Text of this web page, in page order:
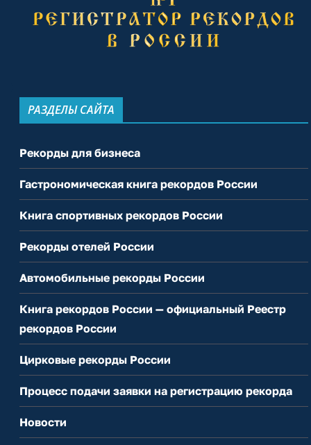
РАЗДЕЛЫ САЙТА
Рекорды для бизнеса
Гастрономическая книга рекордов России
Книга спортивных рекордов России
Рекорды отелей России
Автомобильные рекорды России
Книга рекордов России — официальный Реестр
рекордов России
Цирковые рекорды России
Процесс подачи заявки на регистрацию рекорда
Новости